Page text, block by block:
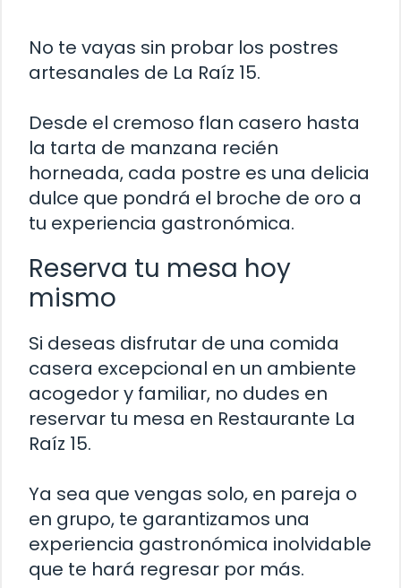
No te vayas sin probar los postres
artesanales de La Raíz 15.
Desde el cremoso flan casero hasta
la tarta de manzana recién
horneada, cada postre es una delicia
dulce que pondrá el broche de oro a
tu experiencia gastronómica.
Reserva tu mesa hoy
mismo
Si deseas disfrutar de una comida
casera excepcional en un ambiente
acogedor y familiar, no dudes en
reservar tu mesa en Restaurante La
Raíz 15.
Ya sea que vengas solo, en pareja o
en grupo, te garantizamos una
experiencia gastronómica inolvidable
que te hará regresar por más.